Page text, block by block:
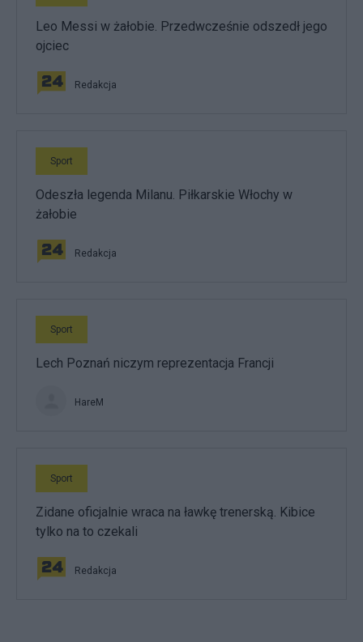
Leo Messi w żałobie. Przedwcześnie odszedł jego
ojciec
Redakcja
Sport
Odeszła legenda Milanu. Piłkarskie Włochy w
żałobie
Redakcja
Sport
Lech Poznań niczym reprezentacja Francji
HareM
Sport
Zidane oficjalnie wraca na ławkę trenerską. Kibice
tylko na to czekali
Redakcja